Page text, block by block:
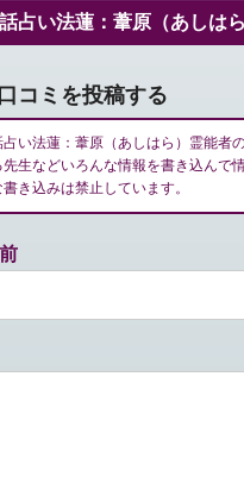
占い法蓮：葦原（あしは
口コミを投稿する
占い法蓮：葦原（あしはら）霊能者
先生などいろんな情報を書き込んで
書き込みは禁止しています。